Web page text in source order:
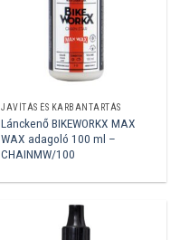
JAVÍTÁS ÉS KARBANTARTÁS
Lánckenő BIKEWORKX MAX
WAX adagoló 100 ml –
CHAINMW/100